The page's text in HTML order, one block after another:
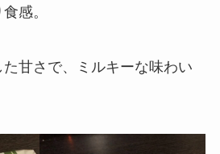
感。
甘さで、ミルキーな味わい